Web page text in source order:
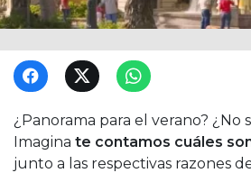
¿Panorama para el verano? ¿No
Imagina te contamos cuáles
junto a las respectivas razones